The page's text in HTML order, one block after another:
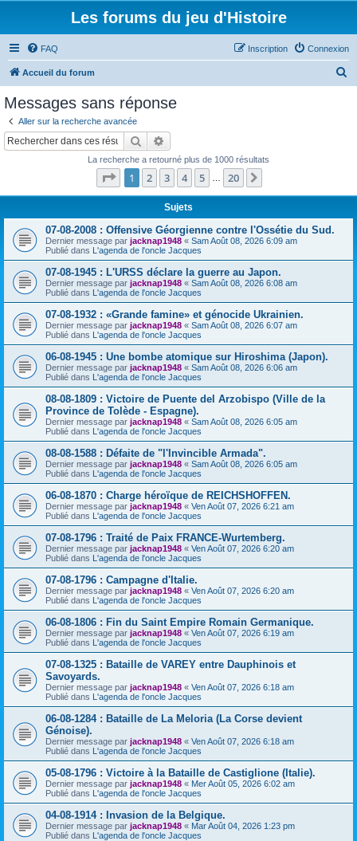
Les forums du jeu d'Histoire
FAQ Connexion
Inscription
Accueil du forum
Messages sans réponse
Aller sur la recherche avancée
Rechercher
La recherche a retourné plus de 1000 résultats
Page 1sur20
1 2 3 4 5 20
Sujets
07-08-2008 : Offensive Géorgienne contre l'Ossétie du Sud.
Dernier message par jacknap1948 « Sam Août 08, 2026 6:09 am
Publié dans L'agenda de l'oncle Jacques
07-08-1945 : L'URSS déclare la guerre au Japon.
Dernier message par jacknap1948 « Sam Août 08, 2026 6:08 am
Publié dans L'agenda de l'oncle Jacques
07-08-1932 : «Grande famine» et génocide Ukrainien.
Dernier message par jacknap1948 « Sam Août 08, 2026 6:07 am
Publié dans L'agenda de l'oncle Jacques
06-08-1945 : Une bombe atomique sur Hiroshima (Japon).
Dernier message par jacknap1948 « Sam Août 08, 2026 6:06 am
Publié dans L'agenda de l'oncle Jacques
08-08-1809 : Victoire de Puente del Arzobispo (Ville de la
Province de Tolède - Espagne).
Dernier message par jacknap1948 « Sam Août 08, 2026 6:05 am
Publié dans L'agenda de l'oncle Jacques
08-08-1588 : Défaite de "l'Invincible Armada".
Dernier message par jacknap1948 « Sam Août 08, 2026 6:05 am
Publié dans L'agenda de l'oncle Jacques
06-08-1870 : Charge héroïque de REICHSHOFFEN.
Dernier message par jacknap1948 « Ven Août 07, 2026 6:21 am
Publié dans L'agenda de l'oncle Jacques
07-08-1796 : Traité de Paix FRANCE-Wurtemberg.
Dernier message par jacknap1948 « Ven Août 07, 2026 6:20 am
Publié dans L'agenda de l'oncle Jacques
07-08-1796 : Campagne d'Italie.
Dernier message par jacknap1948 « Ven Août 07, 2026 6:20 am
Publié dans L'agenda de l'oncle Jacques
06-08-1806 : Fin du Saint Empire Romain Germanique.
Dernier message par jacknap1948 « Ven Août 07, 2026 6:19 am
Publié dans L'agenda de l'oncle Jacques
07-08-1325 : Bataille de VAREY entre Dauphinois et
Savoyards.
Dernier message par jacknap1948 « Ven Août 07, 2026 6:18 am
Publié dans L'agenda de l'oncle Jacques
06-08-1284 : Bataille de La Meloria (La Corse devient
Génoise).
Dernier message par jacknap1948 « Ven Août 07, 2026 6:18 am
Publié dans L'agenda de l'oncle Jacques
05-08-1796 : Victoire à la Bataille de Castiglione (Italie).
Dernier message par jacknap1948 « Mer Août 05, 2026 6:02 am
Publié dans L'agenda de l'oncle Jacques
04-08-1914 : Invasion de la Belgique.
Dernier message par jacknap1948 « Mar Août 04, 2026 1:23 pm
Publié dans L'agenda de l'oncle Jacques